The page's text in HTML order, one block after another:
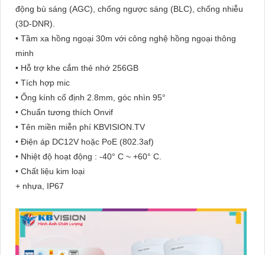
động bù sáng (AGC), chống ngược sáng (BLC), chống nhiễu
(3D-DNR).
• Tầm xa hồng ngoại 30m với công nghệ hồng ngoại thông
minh
• Hỗ trợ khe cắm thẻ nhớ 256GB
• Tích hợp mic
• Ống kính cố định 2.8mm, góc nhìn 95°
• Chuẩn tương thích Onvif
• Tên miền miễn phí KBVISION.TV
• Điện áp DC12V hoặc PoE (802.3af)
• Nhiệt độ hoạt động : -40° C ~ +60° C.
• Chất liệu kim loại
+ nhựa, IP67